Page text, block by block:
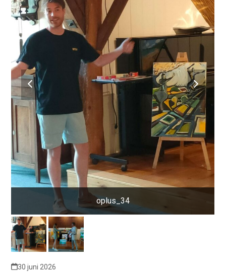
oplus_34
previous
slide
next
slide
30 juni 2026